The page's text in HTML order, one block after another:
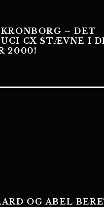
– DET
CX STÆVNE I
2000!
OG ABEL